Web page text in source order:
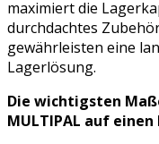
maximiert die
durchdachtes
gewährleisten eine
Lagerlösung.
Die wichtigsten
MULTIPAL auf einen